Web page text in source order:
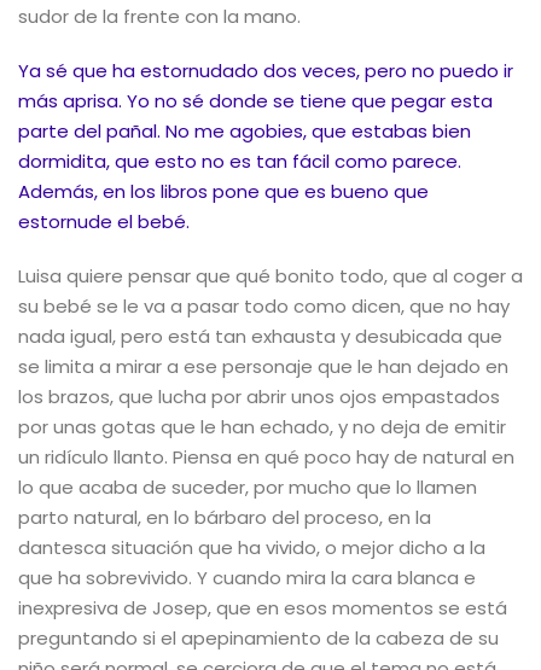
sudor de la frente con la mano.
Ya sé que ha estornudado dos veces, pero no puedo ir
más aprisa. Yo no sé donde se tiene que pegar esta
parte del pañal. No me agobies, que estabas bien
dormidita, que esto no es tan fácil como parece.
Además, en los libros pone que es bueno que
estornude el bebé.
Luisa quiere pensar que qué bonito todo, que al coger a
su bebé se le va a pasar todo como dicen, que no hay
nada igual, pero está tan exhausta y desubicada que
se limita a mirar a ese personaje que le han dejado en
los brazos, que lucha por abrir unos ojos empastados
por unas gotas que le han echado, y no deja de emitir
un ridículo llanto. Piensa en qué poco hay de natural en
lo que acaba de suceder, por mucho que lo llamen
parto natural, en lo bárbaro del proceso, en la
dantesca situación que ha vivido, o mejor dicho a la
que ha sobrevivido. Y cuando mira la cara blanca e
inexpresiva de Josep, que en esos momentos se está
preguntando si el apepinamiento de la cabeza de su